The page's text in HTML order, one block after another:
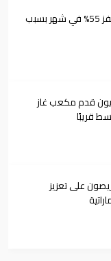
أسعار الغاز في أوروبا تقفز 55% في شهر بسبب
إضافة 80 مليون قدم مكعب غاز
قريبًا
على تعزيز